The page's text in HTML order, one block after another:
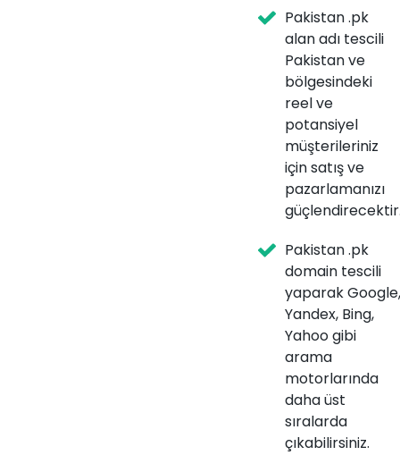
Pakistan .pk
alan adı tescili
Pakistan ve
bölgesindeki
reel ve
potansiyel
müşterileriniz
için satış ve
pazarlamanızı
Pakistan .pk
domain tescili
yaparak Google,
Yandex, Bing,
Yahoo gibi
arama
motorlarında
daha üst
sıralarda
çıkabilirsiniz.